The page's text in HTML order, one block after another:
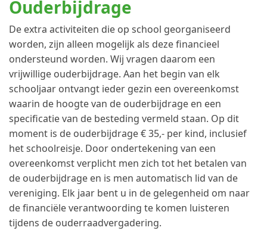
Ouderbijdrage
De extra activiteiten die op school georganiseerd
worden, zijn alleen mogelijk als deze financieel
ondersteund worden. Wij vragen daarom een
vrijwillige ouderbijdrage. Aan het begin van elk
schooljaar ontvangt ieder gezin een overeenkomst
waarin de hoogte van de ouderbijdrage en een
specificatie van de besteding vermeld staan. Op dit
moment is de ouderbijdrage € 35,- per kind, inclusief
het schoolreisje. Door ondertekening van een
overeenkomst verplicht men zich tot het betalen van
de ouderbijdrage en is men automatisch lid van de
vereniging. Elk jaar bent u in de gelegenheid om naar
de financiële verantwoording te komen luisteren
tijdens de ouderraadvergadering.